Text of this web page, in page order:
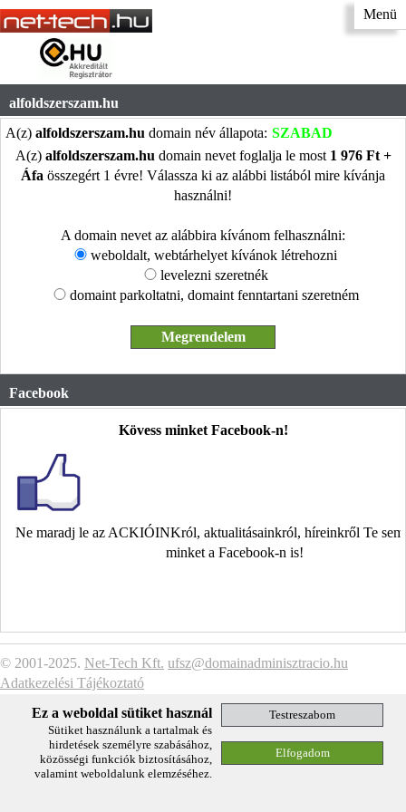
Menü
alfoldszerszam.hu
A(z) alfoldszerszam.hu domain név állapota: SZABAD
A(z) alfoldszerszam.hu domain nevet foglalja le most 1 976 Ft +
Áfa összegért 1 évre! Válassza ki az alábbi listából mire kívánja
használni!
A domain nevet az alábbira kívánom felhasználni:
weboldalt, webtárhelyet kívánok létrehozni
levelezni szeretnék
domaint parkoltatni, domaint fenntartani szeretném
Facebook
Kövess minket Facebook-n!
Ne maradj le az ACKIÓINKról, aktualitásainkról, híreinkről Te
minket a Facebook-n is!
© 2001-2025. Net-Tech Kft. ufsz@domainadminisztracio.hu
Adatkezelési Tájékoztató
Ez a weboldal sütiket használ
Sütiket használunk a tartalmak és
hirdetések személyre szabásához,
közösségi funkciók biztosításához,
valamint weboldalunk elemzéséhez.